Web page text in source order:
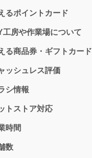
るポイントカード
房や作業場について
る商品券・ギフトカード
ッシュレス評価
シ情報
トストア対応
時間
数